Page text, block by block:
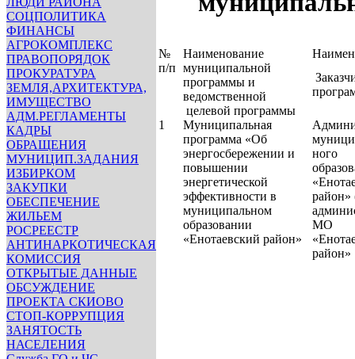
СОЦПОЛИТИКА
ФИНАНСЫ
АГРОКОМПЛЕКС
ПРАВОПОРЯДОК
ПРОКУРАТУРА
ЗЕМЛЯ,АРХИТЕКТУРА,
ИМУЩЕСТВО
АДМ.РЕГЛАМЕНТЫ
КАДРЫ
ОБРАЩЕНИЯ
МУНИЦИП.ЗАДАНИЯ
ИЗБИРКОМ
ЗАКУПКИ
ОБЕСПЕЧЕНИЕ
ЖИЛЬЕМ
РОСРЕЕСТР
АНТИНАРКОТИЧЕСКАЯ
КОМИССИЯ
ОТКРЫТЫЕ ДАННЫЕ
ОБСУЖДЕНИЕ
ПРОЕКТА СКИОВО
СТОП-КОРРУПЦИЯ
ЗАНЯТОСТЬ
НАСЕЛЕНИЯ
№
п/п
Наименование
муниципальной
программы и
ведомственной
целевой программы
1
Муниципальная
программа «Об
энергосбережении и
повышении
энергетической
эффективности в
муниципальном
образовании
«Енотаевский район»
ного
район»
МО